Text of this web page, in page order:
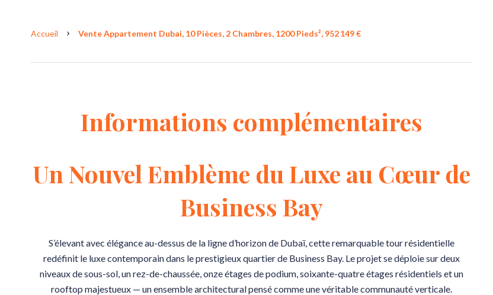
Accueil Vente Appartement Dubai, 10 Pièces, 2 Chambres, 1200 Pieds², 952 149 €
Informations complémentaires
Un Nouvel Emblème du Luxe au Cœur de
Business Bay
S’élevant avec élégance au-dessus de la ligne d’horizon de Dubaï, cette remarquable tour résidentielle
redéfinit le luxe contemporain dans le prestigieux quartier de Business Bay. Le projet se déploie sur deux
niveaux de sous-sol, un rez-de-chaussée, onze étages de podium, soixante-quatre étages résidentiels et un
rooftop majestueux — un ensemble architectural pensé comme une véritable communauté verticale.